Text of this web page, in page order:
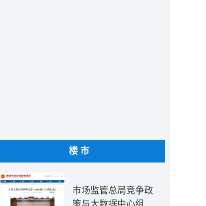
楼市
市场监管总局竞争政
策与大数据中心组建